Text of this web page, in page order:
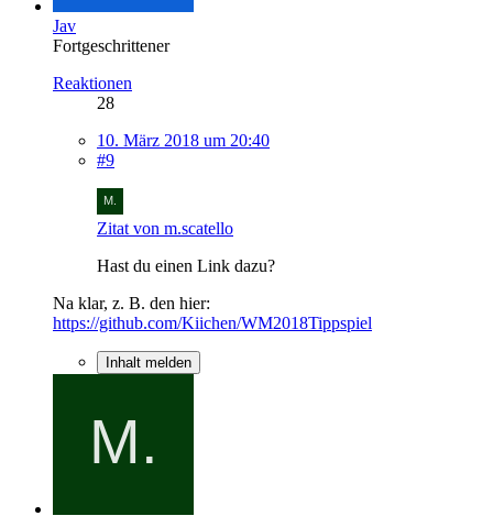
Jav
Fortgeschrittener
Reaktionen
28
10. März 2018 um 20:40
#9
Zitat von m.scatello
Hast du einen Link dazu?
Na klar, z. B. den hier:
https://github.com/Kiichen/WM2018Tippspiel
Inhalt melden